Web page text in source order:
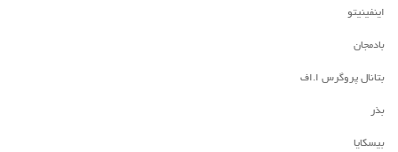
اینفینیتو
بادمجان
بتانال پروگرس ا.اف
بذر
بیسکایا